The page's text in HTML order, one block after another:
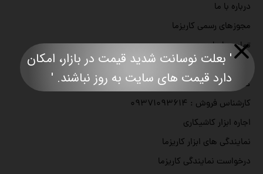
درباره با ما
مجوزهای رسمی کاریزما
تماس با ما
دفتر مرکزی : ۰۲۱۹۱۰۹۳۶۱۴
کارشناس فروش : ۰۹۲۰۱۰۹۳۶۱۴
کارشناس فروش : ۰۹۳۷۱۰۹۳۶۱۴
اجاره ابزار کاشیکاری
نمایندگی های ابزار کاریزما
درخواست نمایندگی کاریزما
' بعلت نوسانت شدید قیمت در بازار، امکان
دارد قیمت های سایت به روز نباشند. '​​​​​​​​​​​​​​